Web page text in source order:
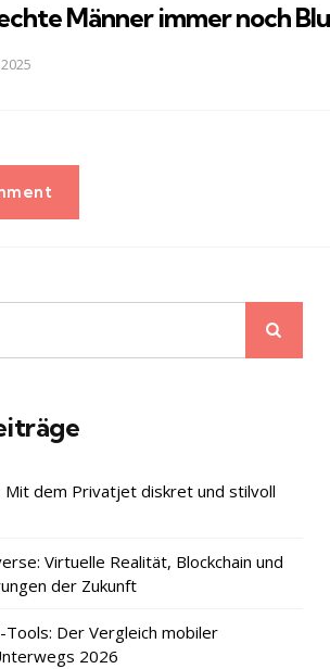
Männer immer noch
Mit dem Privatjet diskret und stilvoll
Virtuelle Realität, Blockchain und
der Zukunft
Der Vergleich mobiler
2026